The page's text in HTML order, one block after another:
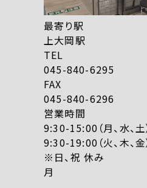
最寄り駅
上大岡駅
TEL
045-840-6295
FAX
045-840-6296
営業時間
9:30-15:00（月、水、土
9:30-19:00（火、木、金
※日、祝 休み
月